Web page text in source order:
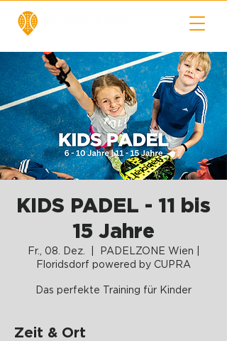
KIDS PADEL - 11 bis
15 Jahre
Fr., 08. Dez.
PADELZONE Wien |
Floridsdorf powered by CUPRA
Das perfekte Training für Kinder
Zeit & Ort